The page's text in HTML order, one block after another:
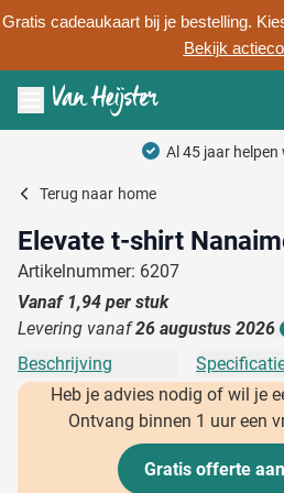
Gratis cadeaukaart bij je bestelling.
Bekijk
Ga naar de inhoud
Menu openen
Al 45 jaar helpen
Terug naar home
Elevate t-shirt
Artikelnummer: 6207
Vanaf 1,94 per stuk
Levering vanaf26 augustus 2026
Beschrijving
Heb je advies nodig of wil je
Ontvang binnen 1 uur een
Gratis offerte